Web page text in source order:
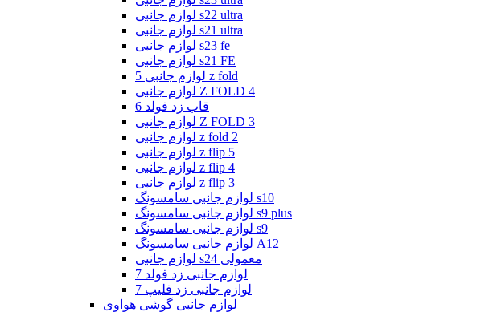
لوازم جانبی s22 ultra
لوازم جانبی s21 ultra
لوازم جانبی s23 fe
لوازم جانبی s21 FE
لوازم جانبی 5 z fold
لوازم جانبی Z FOLD 4
قاب زد فولد 6
لوازم جانبی Z FOLD 3
لوازم جانبی z fold 2
لوازم جانبی z flip 5
لوازم جانبی z flip 4
لوازم جانبی z flip 3
لوازم جانبی سامسونگ s10
لوازم جانبی سامسونگ s9 plus
لوازم جانبی سامسونگ s9
لوازم جانبی سامسونگ A12
لوازم جانبی s24 معمولی
لوازم جانبی زد فولد 7
لوازم جانبی زد فلیپ 7
لوازم جانبی گوشی هواوی